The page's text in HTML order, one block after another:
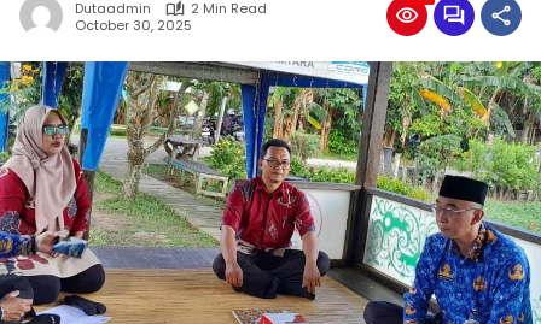
Dutaadmin
2 Min Read
October 30, 2025